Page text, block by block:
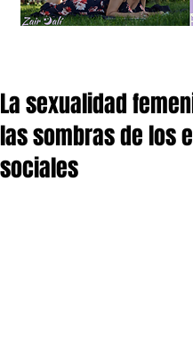
La sexualidad
las sombras de los
sociales